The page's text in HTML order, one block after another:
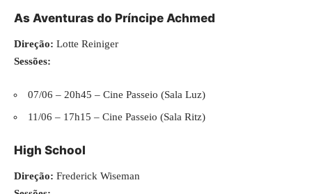
As Aventuras do Príncipe Achmed
Direção: Lotte Reiniger
Sessões:
07/06 – 20h45 – Cine Passeio (Sala Luz)
11/06 – 17h15 – Cine Passeio (Sala Ritz)
High School
Direção: Frederick Wiseman